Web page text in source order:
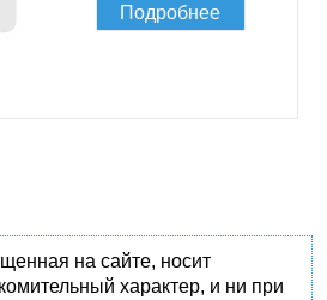
Подробнее
на сайте, носит
характер, и ни при